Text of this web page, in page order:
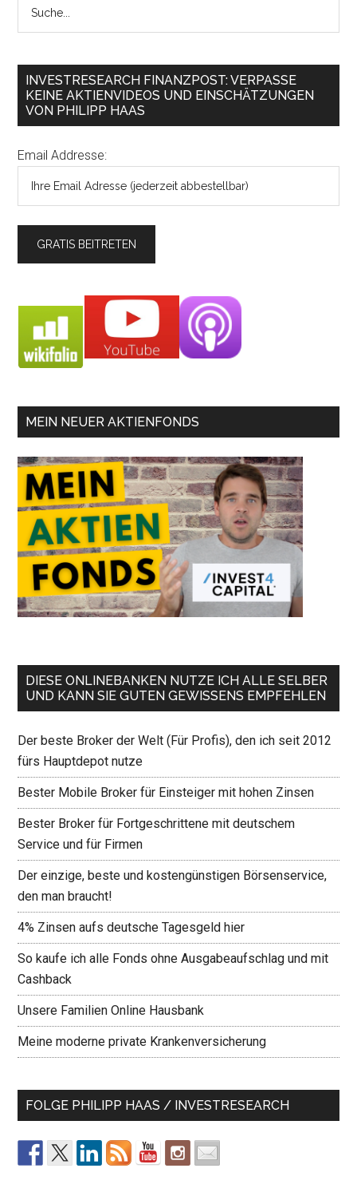
INVESTRESEARCH FINANZPOST: VERPASSE
KEINE AKTIENVIDEOS UND EINSCHÄTZUNGEN
VON PHILIPP HAAS
Email Addresse:
MEIN NEUER AKTIENFONDS
DIESE ONLINEBANKEN NUTZE ICH ALLE SELBER
UND KANN SIE GUTEN GEWISSENS EMPFEHLEN
Der beste Broker der Welt (Für Profis), den ich seit 2012
fürs Hauptdepot nutze
Bester Mobile Broker für Einsteiger mit hohen Zinsen
Bester Broker für Fortgeschrittene mit deutschem
Service und für Firmen
Der einzige, beste und kostengünstigen Börsenservice,
den man braucht!
4% Zinsen aufs deutsche Tagesgeld hier
So kaufe ich alle Fonds ohne Ausgabeaufschlag und mit
Cashback
Unsere Familien Online Hausbank
Meine moderne private Krankenversicherung
FOLGE PHILIPP HAAS / INVESTRESEARCH